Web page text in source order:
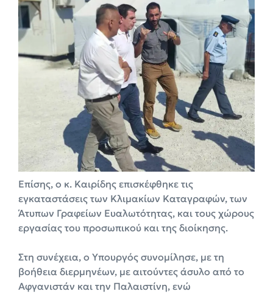
Επίσης, ο κ. Καιρίδης επισκέφθηκε τις
εγκαταστάσεις των Κλιμακίων Καταγραφών, των
Άτυπων Γραφείων Ευαλωτότητας, και τους χώρους
εργασίας του προσωπικού και της διοίκησης.
Στη συνέχεια, ο Υπουργός συνομίλησε, με τη
βοήθεια διερμηνέων, με αιτούντες άσυλο από το
Αφγανιστάν και την Παλαιστίνη, ενώ